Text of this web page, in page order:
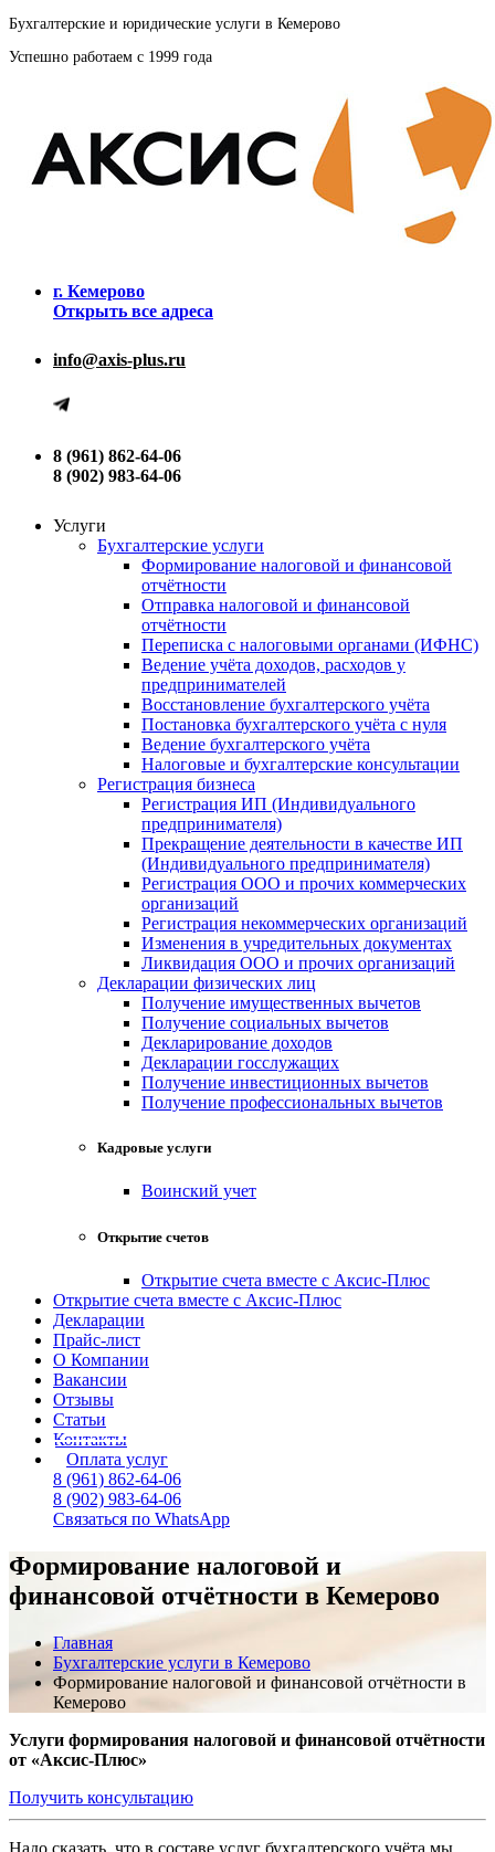
Бухгалтерские и юридические услуги в Кемерово
Успешно работаем с 1999 года
г. Кемерово
Открыть все адреса
info@axis-plus.ru
8 (961) 862-64-06
8 (902) 983-64-06
Услуги
Бухгалтерские услуги
Формирование налоговой и финансовой
отчётности
Отправка налоговой и финансовой
отчётности
Переписка с налоговыми органами (ИФНС)
Ведение учёта доходов, расходов у
предпринимателей
Восстановление бухгалтерского учёта
Постановка бухгалтерского учёта с нуля
Ведение бухгалтерского учёта
Налоговые и бухгалтерские консультации
Регистрация бизнеса
Регистрация ИП (Индивидуального
предпринимателя)
Прекращение деятельности в качестве ИП
(Индивидуального предпринимателя)
Регистрация ООО и прочих коммерческих
организаций
Регистрация некоммерческих организаций
Изменения в учредительных документах
Ликвидация ООО и прочих организаций
Декларации физических лиц
Получение имущественных вычетов
Получение социальных вычетов
Декларирование доходов
Декларации госслужащих
Получение инвестиционных вычетов
Получение профессиональных вычетов
Кадровые услуги
Воинский учет
Открытие счетов
Открытие счета вместе с Аксис-Плюс
Открытие счета вместе с Аксис-Плюс
Декларации
Прайс-лист
О Компании
Вакансии
Отзывы
Статьи
Контакты
Оплата услуг
8 (961) 862-64-06
8 (902) 983-64-06
Связаться по WhatsApp
Формирование налоговой и
финансовой отчётности в Кемерово
Главная
Бухгалтерские услуги в Кемерово
Формирование налоговой и финансовой отчётности в
Кемерово
Услуги формирования налоговой и финансовой отчётности
от «Аксис-Плюс»
Получить консультацию
Надо сказать, что в составе услуг бухгалтерского учёта мы